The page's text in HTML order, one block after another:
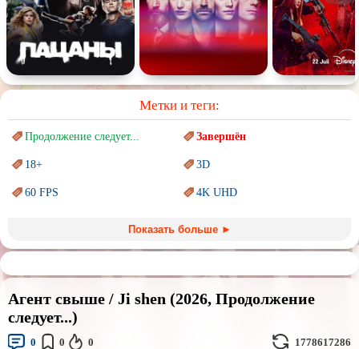
Метки и теги:
Продолжение следует... Завершён
18+ 3D
60 FPS 4K UHD
Marvel PIXAR
Sci-Fi (Научнаяфантастика) Trash (трэш) movies
Авангард иСюрреализм Ангелы и Демоны
Аниме
Показать больше ►
Агент свыше / Ji shen (2026, Продолжение
следует...)
0 0 0 1778617286